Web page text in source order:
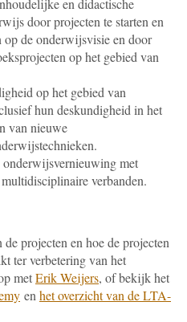
en didactische
door projecten te starten en
op de onderwijsvisie en door
op het gebied van
op het gebied van
hun deskundigheid in het
van nieuwe
met
verbanden.
projecten en hoe de projecten
ter verbetering van het
metErik Weijers, of bekijk het
en het overzicht van de LTA-